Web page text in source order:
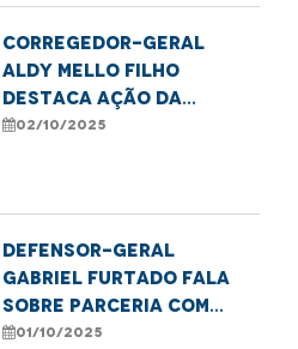
Corregedor-Geral
Aldy Mello Filho
destaca ação da
Defensoria em evento
Pessoa Idosa
02/10/2025
Defensor-geral
Gabriel Furtado fala
sobre parceria com
IEMA em projeto
01/10/2025